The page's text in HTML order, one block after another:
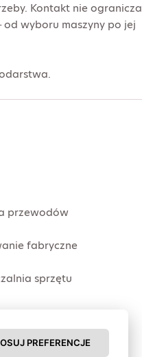
Kontakt nie ogranicza
wyboru maszyny po jej
przewodów
fabryczne
sprzętu
DOSTOSUJ PREFERENCJE